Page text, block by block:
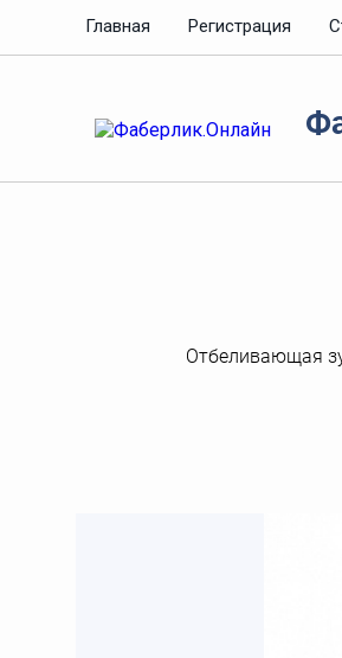
Главная Регистрация
Отбеливающая